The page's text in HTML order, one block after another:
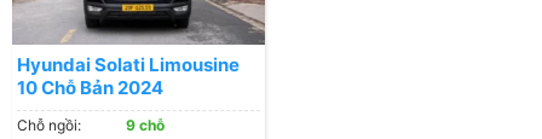
Hyundai Solati Limousine
10 Chỗ Bản 2024
Chỗ ngồi:
9 chỗ